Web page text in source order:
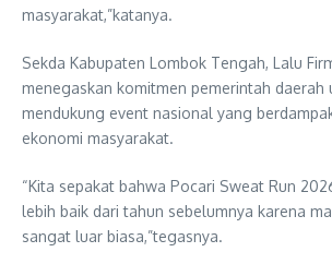
masyarakat,”katanya.
Sekda Kabupaten Lombok Tengah, Lalu
menegaskan komitmen pemerintah daerah
mendukung event nasional yang
ekonomi masyarakat.
“Kita sepakat bahwa Pocari Sweat Run
lebih baik dari tahun sebelumnya karena
sangat luar biasa,”tegasnya.